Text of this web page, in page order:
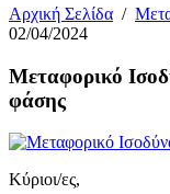
Αρχική Σελίδα /
02/04/2024
Μεταφορικό
φάσης
Κύριοι/ες,